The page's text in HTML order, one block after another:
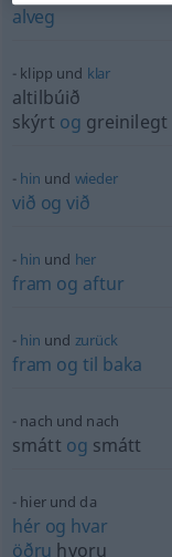
alveg
klipp und klar
altilbúið
skýrt og greinilegt
hin und wieder
við og við
hin und her
fram og aftur
hin und zurück
fram og til baka
nach und nach
smátt og smátt
hier und da
hér og hvar
öðru hvoru